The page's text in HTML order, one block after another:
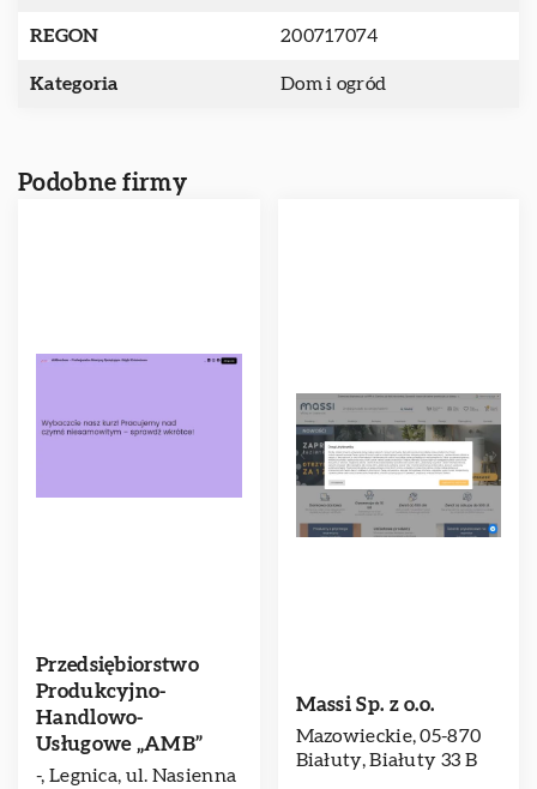
REGON 200717074
Kategoria Dom i ogród
Podobne firmy
Przedsiębiorstwo
Produkcyjno-
Handlowo-
Usługowe „AMB”
-, Legnica, ul. Nasienna
Massi Sp. z o.o.
Mazowieckie, 05-870
Białuty, Białuty 33 B